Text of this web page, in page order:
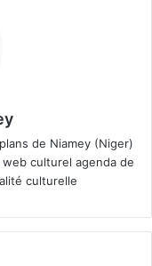
de Niamey (Niger)
culturel agenda de
culturelle